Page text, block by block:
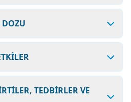
TEDBİRLER VE